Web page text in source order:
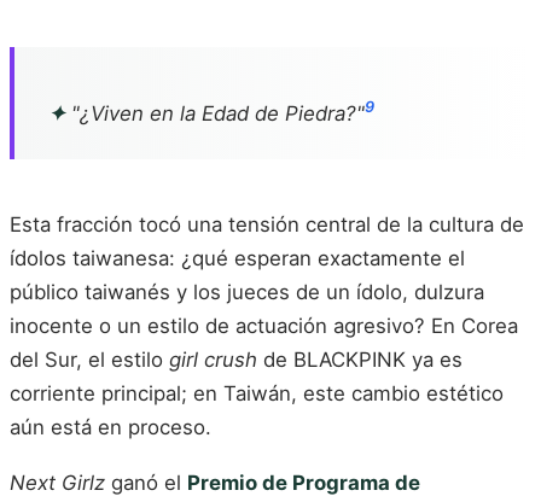
✦"¿Viven en la Edad de Piedra?"9
Esta fracción tocó una tensión central de la cultura de
ídolos taiwanesa: ¿qué esperan exactamente el
público taiwanés y los jueces de un ídolo, dulzura
inocente o un estilo de actuación agresivo? En Corea
del Sur, el estilo girl crush de BLACKPINK ya es
corriente principal; en Taiwán, este cambio estético
aún está en proceso.
Next Girlz ganó el Premio de Programa de